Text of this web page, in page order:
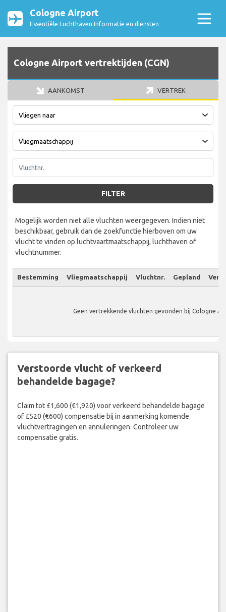
Cologne Airport
Essentiële Luchthaven Informatie en diensten
Cologne Airport vertrektijden (CGN)
AANKOMST VERTREK
FILTER
Mogelijk worden niet alle vluchten weergegeven. Indien niet
beschikbaar, gebruik dan de zoekfunctie hierboven om uw
vlucht te vinden op luchtvaartmaatschappij, luchthaven of
vluchtnummer.
Bestemming Vliegmaatschappij Vluchtnr. Gepland
Geen vertrekkende vluchten gevonden bij Cologne
Verstoorde vlucht of verkeerd
behandelde bagage?
Claim tot £1,600 (€1,920) voor verkeerd behandelde bagage
of £520 (€600) compensatie bij in aanmerking komende
vluchtvertragingen en annuleringen. Controleer uw
compensatie gratis.